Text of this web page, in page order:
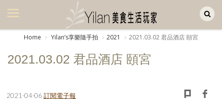
美食集
Home Yilanʼs享樂隨手拍 2021 2021.03.02 君品酒店 頤宮
2021.03.02 君品酒店 頤宮
2021-04-06 訂閱電子報